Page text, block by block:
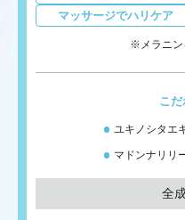
マッサージでハリケア
※メラニン
こ
ユキノシタエ
マドンナリリ
全